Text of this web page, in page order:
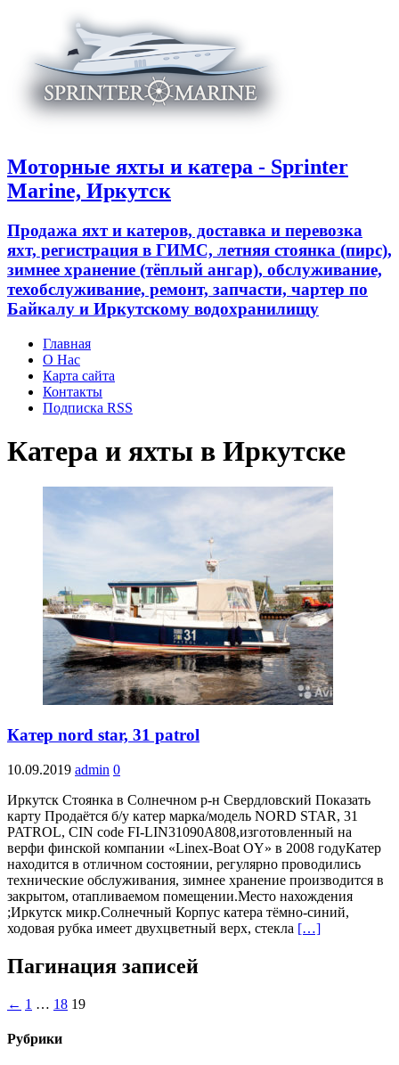
Моторные яхты и катера - Sprinter
Marine, Иркутск
Продажа яхт и катеров, доставка и перевозка
яхт, регистрация в ГИМС, летняя стоянка (пирс),
зимнее хранение (тёплый ангар), обслуживание,
техобслуживание, ремонт, запчасти, чартер по
Байкалу и Иркутскому водохранилищу
Главная
О Нас
Карта сайта
Контакты
Подписка RSS
Катера и яхты в Иркутске
Катер nord star, 31 patrol
10.09.2019 admin 0
Иркутск Стоянка в Солнечном р-н Свердловский Показать
карту Продаётся б/у катер марка/модель NORD STAR, 31
PATROL, CIN code FI-LIN31090A808,изготовленный на
верфи финской компании «Linex-Boat OY» в 2008 годуКатер
находится в отличном состоянии, регулярно проводились
технические обслуживания, зимнее хранение производится в
закрытом, отапливаемом помещении.Место нахождения
;Иркутск микр.Солнечный Корпус катера тёмно-синий,
ходовая рубка имеет двухцветный верх, стекла […]
Пагинация записей
← 1 … 18 19
Рубрики